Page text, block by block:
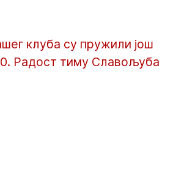
клуба су пружили још
Радост тиму Славољуба